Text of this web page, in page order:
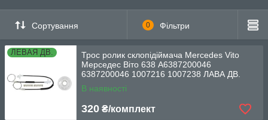
Сортування 0 Фільтри
ЛЕВАЯ ДВ.
Трос ролик склопідіймача Mercedes Vito
Мерседес Віто 638 A6387200046
6387200046 1007216 1007238 ЛАВА ДВ.
В наявності
320 ₴/комплект